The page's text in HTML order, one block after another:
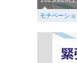
モチベーシ